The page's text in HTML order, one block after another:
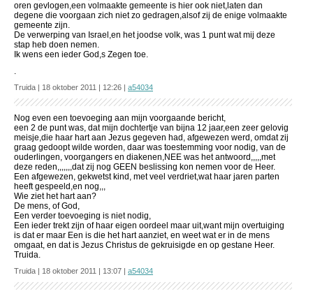
oren gevlogen,een volmaakte gemeente is hier ook niet,laten dan
degene die voorgaan zich niet zo gedragen,alsof zij de enige volmaakte
gemeente zijn.
De verwerping van Israel,en het joodse volk, was 1 punt wat mij deze
stap heb doen nemen.
Ik wens een ieder God,s Zegen toe.
.
Truida | 18 oktober 2011 | 12:26 | a54034
Nog even een toevoeging aan mijn voorgaande bericht,
een 2 de punt was, dat mijn dochtertje van bijna 12 jaar,een zeer gelovig
meisje,die haar hart aan Jezus gegeven had, afgewezen werd, omdat zij
graag gedoopt wilde worden, daar was toestemming voor nodig, van de
ouderlingen, voorgangers en diakenen,NEE was het antwoord,,,,,met
deze reden,,,,,,,dat zij nog GEEN beslissing kon nemen voor de Heer.
Een afgewezen, gekwetst kind, met veel verdriet,wat haar jaren parten
heeft gespeeld,en nog,,,
Wie ziet het hart aan?
De mens, of God,
Een verder toevoeging is niet nodig,
Een ieder trekt zijn of haar eigen oordeel maar uit,want mijn overtuiging
is dat er maar Een is die het hart aanziet, en weet wat er in de mens
omgaat, en dat is Jezus Christus de gekruisigde en op gestane Heer.
Truida.
Truida | 18 oktober 2011 | 13:07 | a54034